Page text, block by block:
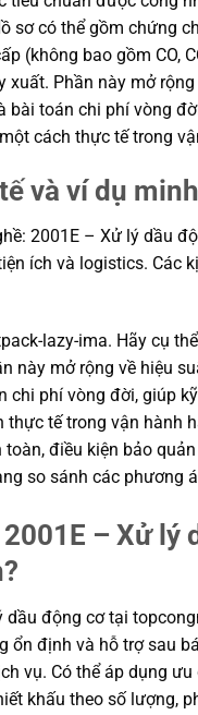
sơ có thể gồm chứng
(không bao gồm CO,
xuất. Phần này mở
bài toán chi phí vòng
cách thực tế trong
và ví dụ
2001E – Xử lý dầu
ích và logistics. Các
lazy-ima. Hãy cụ
này mở rộng về hiệu
chi phí vòng đời, giúp
tế trong vận hành
toàn, điều kiện bảo
so sánh các phương
– Xử lý
dầu động cơ tại
ổn định và hỗ trợ sau
vụ. Có thể áp dụng ưu
khấu theo số lượng,